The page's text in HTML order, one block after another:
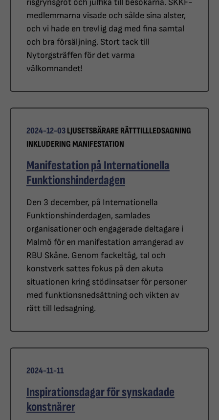
risgrynsgröt och julfika till besökarna. SKKF-
medlemmarna visade och sålde sina alster,
och vi hade en trevlig dag med fina samtal
och bra försäljning. Stort tack till
Nytorgsträffen för det varma
välkomnandet!
2024-12-03LJUSETSBÄRARE RÄTTTILLLEDSAGNING
INKLUDERINGMANIFESTATION
Manifestation på Internationella
Funktionshinderdagen
Den 3 december, på Internationella
Funktionshinderdagen, samlades
organisationer och engagerade deltagare i
Malmö för en manifestation arrangerad av
RBU Skåne. Genom fackeltåg, tal och
konstverk sattes fokus på den akuta
situationen kring stödinsatser för personer
med funktionsnedsättning och vikten av
rätt till ledsagning.
2024-11-11
Inspirationsdagar för synskadade
konstnärer